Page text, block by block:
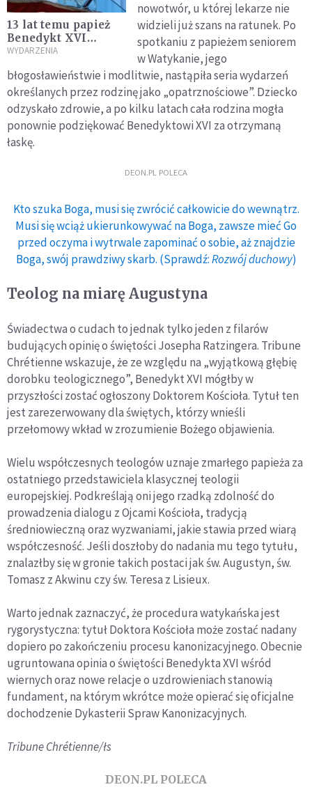
13 lat temu papież
Benedykt XVI
abdykował ze
dnia świat
wstrzymał oddech
WYDARZENIA
nowotwór, u której lekarze nie
widzieli już szans na ratunek. Po
spotkaniu z papieżem seniorem
w Watykanie, jego
błogosławieństwie i modlitwie, nastąpiła seria wydarzeń
określanych przez rodzinę jako „opatrznościowe”. Dziecko
odzyskało zdrowie, a po kilku latach cała rodzina mogła
ponownie podziękować Benedyktowi XVI za otrzymaną
łaskę.
DEON.PL POLECA
Kto szuka Boga, musi się zwrócić całkowicie do wewnątrz.
Musi się wciąż ukierunkowywać na Boga, zawsze mieć Go
przed oczyma i wytrwale zapominać o sobie, aż znajdzie
Boga, swój prawdziwy skarb. (Sprawdź:Rozwój duchowy)
Teolog na miarę Augustyna
Świadectwa o cudach to jednak tylko jeden z filarów
budujących opinię o świętości Josepha Ratzingera. Tribune
Chrétienne wskazuje, że ze względu na „wyjątkową głębię
dorobku teologicznego”, Benedykt XVI mógłby w
przyszłości zostać ogłoszony Doktorem Kościoła. Tytuł ten
jest zarezerwowany dla świętych, którzy wnieśli
przełomowy wkład w zrozumienie Bożego objawienia.
Wielu współczesnych teologów uznaje zmarłego papieża za
ostatniego przedstawiciela klasycznej teologii
europejskiej. Podkreślają oni jego rzadką zdolność do
prowadzenia dialogu z Ojcami Kościoła, tradycją
średniowieczną oraz wyzwaniami, jakie stawia przed wiarą
współczesność. Jeśli doszłoby do nadania mu tego tytułu,
znalazłby się w gronie takich postaci jak św. Augustyn, św.
Tomasz z Akwinu czy św. Teresa z Lisieux.
Warto jednak zaznaczyć, że procedura watykańska jest
rygorystyczna: tytuł Doktora Kościoła może zostać nadany
dopiero po zakończeniu procesu kanonizacyjnego. Obecnie
ugruntowana opinia o świętości Benedykta XVI wśród
wiernych oraz nowe relacje o uzdrowieniach stanowią
fundament, na którym wkrótce może opierać się oficjalne
dochodzenie Dykasterii Spraw Kanonizacyjnych.
Tribune Chrétienne/łs
DEON.PL POLECA